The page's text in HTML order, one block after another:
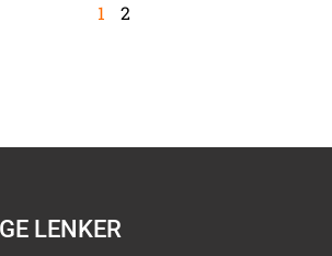
1 2
LENKER